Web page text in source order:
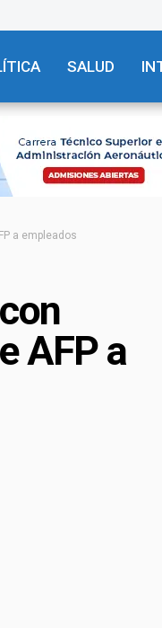
SALUD
a empleados
AFP a